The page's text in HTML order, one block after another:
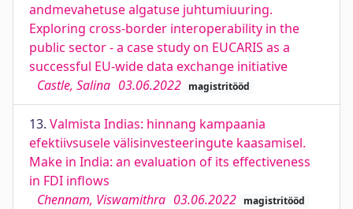
andmevahetuse algatuse juhtumiuuring.
Exploring cross-border interoperability in the
public sector - a case study on EUCARIS as a
successful EU-wide data exchange initiative
Castle, Salina 03.06.2022 magistritööd
13. Valmista Indias: hinnang kampaania
efektiivsusele välisinvesteeringute kaasamisel.
Make in India: an evaluation of its effectiveness
in FDI inflows
Chennam, Viswamithra 03.06.2022 magistritööd